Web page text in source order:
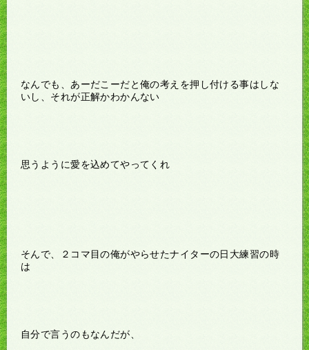
なんでも、あーだこーだと俺の考えを押し付ける事はしな
いし、それが正解かわかんない
思うように愛を込めてやってくれ
そんで、２コマ目の俺がやらせたナイターの日大練習の時
は
自分で言うのもなんだが、